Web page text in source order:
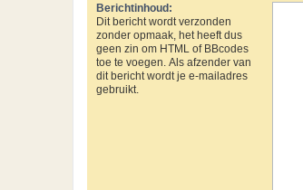
Berichtinhoud:
Dit bericht wordt verzonden
zonder opmaak, het heeft dus
geen zin om HTML of BBcodes
toe te voegen. Als afzender van
dit bericht wordt je e-mailadres
gebruikt.